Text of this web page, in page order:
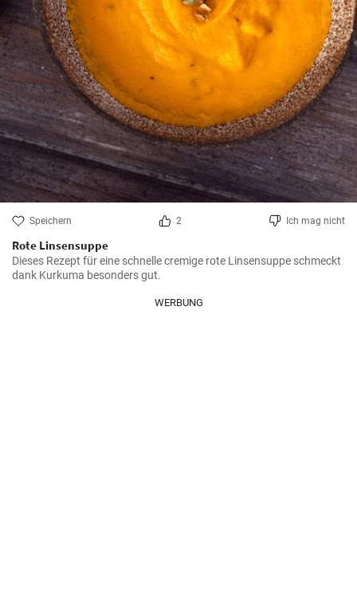
Speichern 2 Ich mag nicht
Rote Linsensuppe
Dieses Rezept für eine schnelle cremige rote Linsensuppe schmeckt
dank Kurkuma besonders gut.
WERBUNG